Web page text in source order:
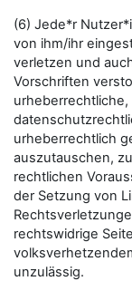
(6) Jede*r
von ihm/ihr
verletzen und
Vorschriften
urheberrechtlich
auszutauschen,
rechtlichen
der Setzung von
rechtswidrige
unzulässig.